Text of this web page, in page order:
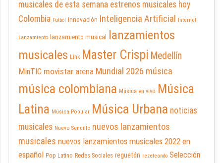
musicales de esta semana estrenos musicales hoy
Colombia Futbol Innovación Inteligencia Artificial Internet
Lanzamiento lanzamiento musical
lanzamientos
musicales Link Master Crispi Medellín
MinTIC movistar arena Mundial 2026 música
música colombiana Música en vivo Música
Latina Música Popular Música Urbana noticias
musicales Nuevo Sencillo nuevos lanzamientos
musicales nuevos lanzamientos musicales 2022 en
español Pop Latino Redes Sociales reguetón rezeteando Selección